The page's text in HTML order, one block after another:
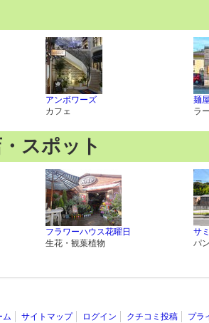
アンボワーズ
カフェ
麺
ラ
スポット
フラワーハウス花曜日
生花・観葉植物
サ
パ
ム サイトマップ ログイン クチコミ投稿 プラ